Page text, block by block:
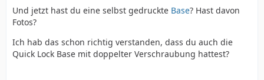
ich Sprünge), auch nicht frostig, sondern 1. Oktober vor
Römö
hab dann von jemand anders gehört, dem es ebenso
ging
Und jetzt hast du eine selbst gedruckte Base? Hast davon
Fotos?
Ich hab das schon richtig verstanden, dass du auch die
Quick Lock Base mit doppelter Verschraubung hattest?